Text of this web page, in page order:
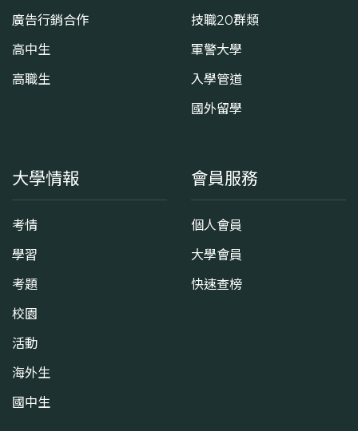
廣告行銷合作
高中生
高職生
技職20群類
軍警大學
入學管道
國外留學
大學情報
考情
學習
考題
校園
活動
海外生
國中生
會員服務
個人會員
大學會員
快速查榜